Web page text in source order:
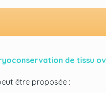
de tissu
être proposée :